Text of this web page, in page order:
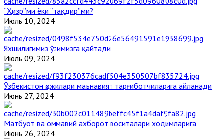
“Ҳизр”ми ёки “тақдир”ми?
Июль 10, 2024
Яхшилигимиз ўзимизга қайтади
Июль 09, 2024
Ўзбекистон ҳожилари маънавият тарғиботчиларига айланади
Июнь 27, 2024
Матбуот ва оммавий ахборот воситалари ходимларига
Июнь 26, 2024